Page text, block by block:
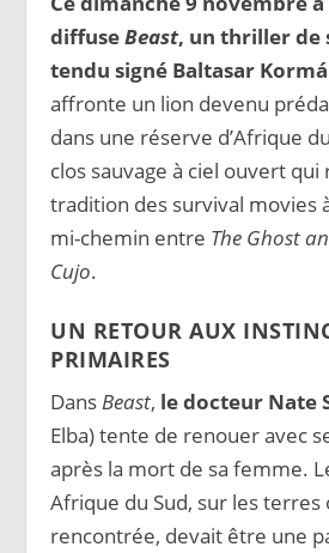
diffuseBeast, un thriller de
tendu signé Baltasar
affronte un lion devenu
dans une réserve d’Afrique
clos sauvage à ciel ouvert qui
tradition des survival movies
mi-chemin entre The Ghost
Cujo.
UN RETOUR AUX
PRIMAIRES
DansBeast, le docteur Nate
Elba) tente de renouer avec
après la mort de sa femme.
Afrique du Sud, sur les terres
rencontrée, devait être une